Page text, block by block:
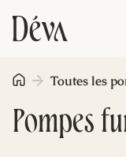
Obsèques
Prévoyance
Pompes
Toutes les